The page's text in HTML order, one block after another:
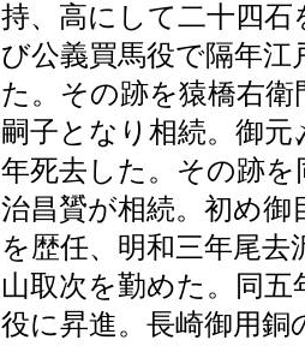
持、高にして二十四石
び公義買馬役で隔年
た。その跡を猿橋右
嗣子となり相続。御元
年死去した。その跡を
治昌贇が相続。初め御
を歴任、明和三年尾
山取次を勤めた。同
役に昇進。長崎御用銅